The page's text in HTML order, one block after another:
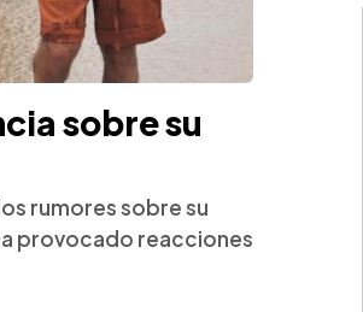
sobre su
rumores sobre su
provocado reacciones